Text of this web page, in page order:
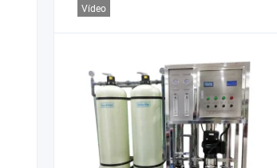
Vídeo